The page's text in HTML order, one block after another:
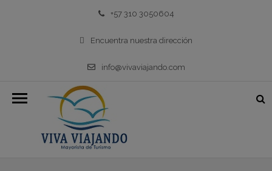
+57 310 3050604
Encuentra nuestra dirección
info@vivaviajando.com